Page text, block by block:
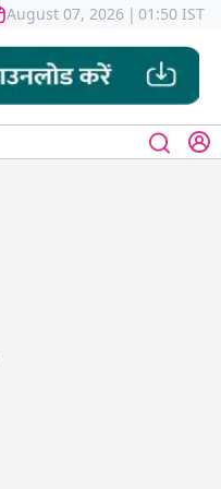
August 07, 2026 | 01:50 IST